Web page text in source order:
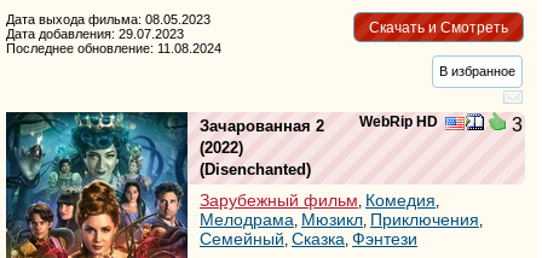
Скачать и Смотреть
Дата выхода фильма: 08.05.2023
Дата добавления: 29.07.2023
Последнее обновление: 11.08.2024
В избранное
WebRip HD 3
Зачарованная 2
(2022)
(Disenchanted)
Зарубежный фильм Комедия
Мелодрама Мюзикл Приключения
Семейный Сказка Фэнтези